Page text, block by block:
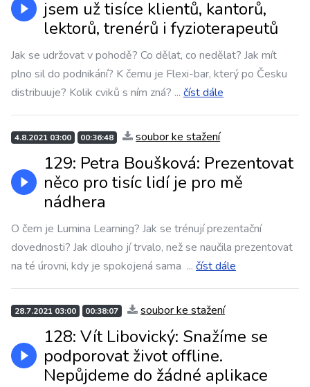
jsem už tisíce klientů, kantorů,
lektorů, trenérů i fyzioterapeutů
Jak se udržovat v pohodě? Co dělat, co nedělat? Jak mít
plno sil do podnikání? K čemu je Flexi-bar, který po Česku
distribuuje? Kolik cviků s ním zná? ... číst dále
4.8.2021 03:00 00:36:48 soubor ke stažení
129: Petra Boušková: Prezentovat
něco pro tisíc lidí je pro mě
nádhera
O čem je Lumina Learning? Jak se trénují prezentační
dovednosti? Jak dlouho jí trvalo, než se naučila prezentovat
na té úrovni, kdy je spokojená sama ... číst dále
28.7.2021 03:00 00:38:07 soubor ke stažení
128: Vít Libovický: Snažíme se
podporovat život offline.
Nepůjdeme do žádné aplikace